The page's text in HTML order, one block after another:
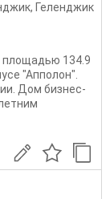
, Геленджик
площадью 134.9
"Апполон".
Дом бизнес-